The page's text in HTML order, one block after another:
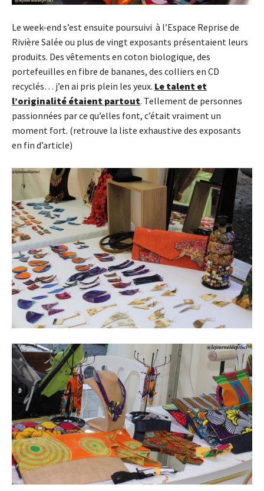
Le week-end s’est ensuite poursuivi à l’Espace Reprise de
Rivière Salée ou plus de vingt exposants présentaient leurs
produits. Des vêtements en coton biologique, des
portefeuilles en fibre de bananes, des colliers en CD
recyclés… j’en ai pris plein les yeux. Le talent et
l’originalité étaient partout. Tellement de personnes
passionnées par ce qu’elles font, c’était vraiment un
moment fort. (retrouve la liste exhaustive des exposants
en fin d’article)